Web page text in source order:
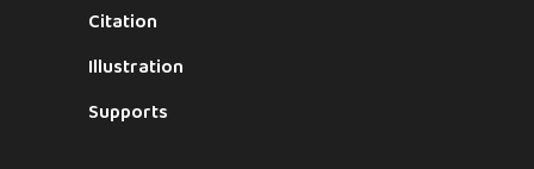
Citation
Illustration
Supports